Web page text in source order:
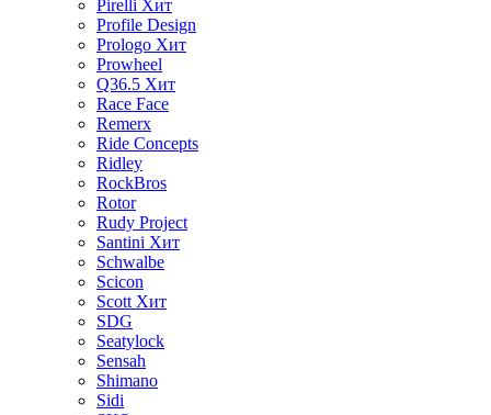
Pirelli Хит
Profile Design
Prologo Хит
Prowheel
Q36.5 Хит
Race Face
Remerx
Ride Concepts
Ridley
RockBros
Rotor
Rudy Project
Santini Хит
Schwalbe
Scicon
Scott Хит
SDG
Seatylock
Sensah
Shimano
Sidi